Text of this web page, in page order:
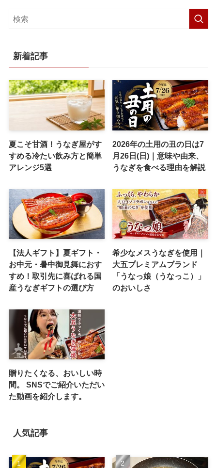
新着記事
夏こそ甘酒！うなぎ屋がす
すめる冷たい飲み方と簡単
アレンジ5選
2026年の土用の丑の日は7
月26日(日)｜意味や由来、
うなぎを食べる理由を解説
【法人ギフト】夏ギフト・
お中元・暑中御見舞におす
すめ！取引先に喜ばれる国
産うなぎギフトの選び方
希少なメスうなぎを使用｜
大五プレミアムブランド
「うなっ娘（うなっこ）」
のおいしさ
贈りたくなる、おいしい時
間。 SNSでご紹介いただい
た動画を紹介します。
人気記事